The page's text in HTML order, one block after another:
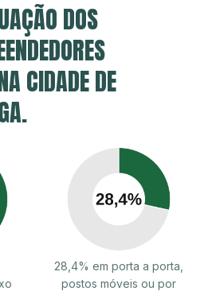
DOS
CIDADE DE
28,4% em porta a porta,
postos móveis ou por